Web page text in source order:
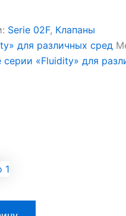
Serie 02F, Клапаны
для различных сред
«Fluidity» для